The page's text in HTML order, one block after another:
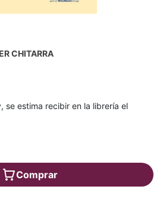
CHITARRA
se estima recibir en la librería el
Comprar